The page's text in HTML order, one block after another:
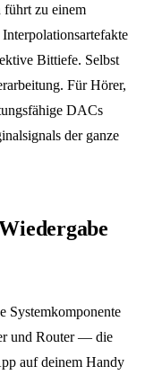
führt zu einem
Bittiefe. Selbst
Für Hörer,
DACs
der ganze
Systemkomponente
und Router — die
auf deinem Handy